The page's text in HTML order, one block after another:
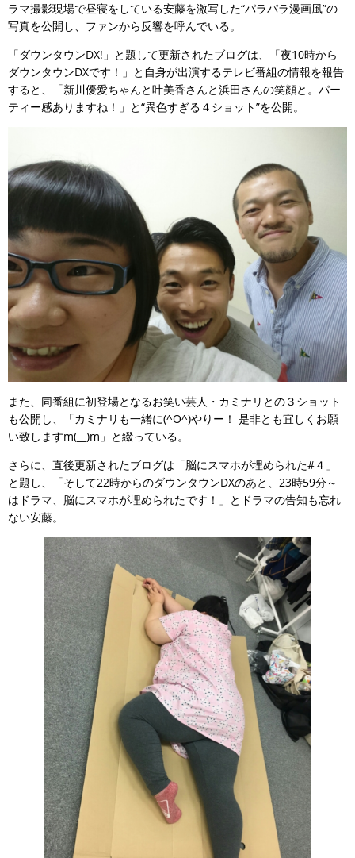
ラマ撮影現場で昼寝をしている安藤を激写した“パラパラ漫画風”の
写真を公開し、ファンから反響を呼んでいる。
「ダウンタウンDX!」と題して更新されたブログは、「夜10時から
ダウンタウンDXです！」と自身が出演するテレビ番組の情報を報告
すると、「新川優愛ちゃんと叶美香さんと浜田さんの笑顔と。パー
ティー感ありますね！」と“異色すぎる４ショット”を公開。
また、同番組に初登場となるお笑い芸人・カミナリとの３ショット
も公開し、「カミナリも一緒に(^O^)やりー！ 是非とも宜しくお願
い致しますm(__)m」と綴っている。
さらに、直後更新されたブログは「脳にスマホが埋められた#４」
と題し、「そして22時からのダウンタウンDXのあと、23時59分～
はドラマ、脳にスマホが埋められたです！」とドラマの告知も忘れ
ない安藤。